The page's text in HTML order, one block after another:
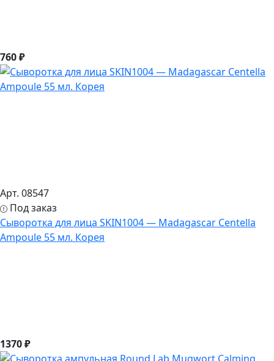
760 ₽
Арт. 08547
Под заказ
Сыворотка для лица SKIN1004 — Madagascar Centella
Ampoule 55 мл. Корея
1370 ₽